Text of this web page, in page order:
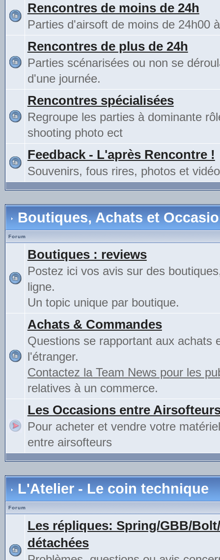
Rencontres de moins de 24h
Parties d'airsoft de moins de 24h00
Rencontres de plus de 24h
Parties scénarisées ou non se
d'une journée.
Rencontres spécialisées
Regroupe les parties à dominante
shooting photo ect
Feedback - L'après Rencontre !
Souvenirs, fous rires, photos et
Boutiques, Achats et
Forum
Boutiques : reviews
Postez ici vos avis sur des
ligne.
Un topic unique par boutique.
Achats & Commandes
Questions se rapportant aux achats
l'étranger.
Contactez la Team News pour les
relatives à un commerce.
Les Occasions entre
Pour acheter et vendre votre
entre airsofteurs
L'Atelier - Le coin technique
Forum
Les répliques: Spring/GBB/
détachées